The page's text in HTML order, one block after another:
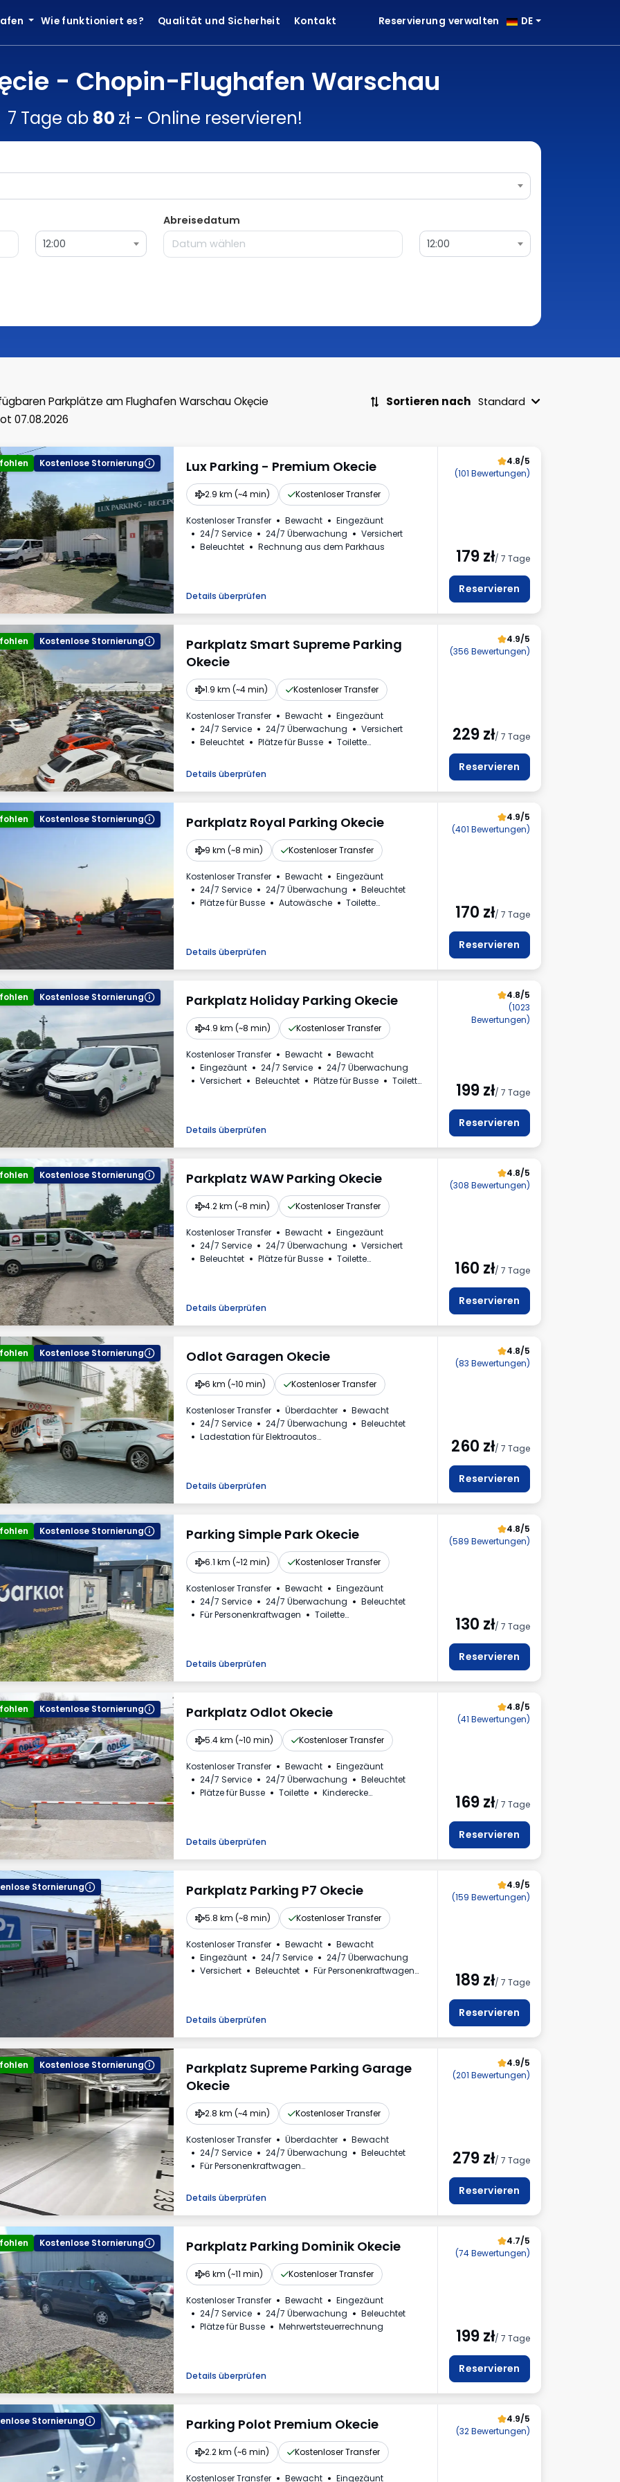
Wie funktioniert es? Qualität und Sicherheit Kontakt Reservierung verwalten DE
- Chopin-Flughafen Warschau
7 Tage ab 80 zł - Online reservieren!
12:00
Abreisedatum
12:00
Parkplätze am Flughafen Warschau Okęcie
07.08.2026
Sortieren nach Standard
Kostenlose Stornierung Lux Parking - Premium Okecie
2.9 km (~4 min) Kostenloser Transfer
Kostenloser Transfer Bewacht
Eingezäunt
24/7 Service
24/7 Überwachung
Versichert
Beleuchtet
Rechnung aus dem Parkhaus
Details überprüfen
4.8/5
(101 Bewertungen)
179zł/ 7 Tage
Reservieren
Kostenlose Stornierung
Parkplatz Smart Supreme Parking
Okecie
1.9 km (~4 min) Kostenloser Transfer
Kostenloser Transfer Bewacht
Eingezäunt
24/7 Service
24/7 Überwachung
Versichert
Beleuchtet
Plätze für Busse
Toilette
Details überprüfen
4.9/5
(356 Bewertungen)
229zł/ 7 Tage
Reservieren
Kostenlose Stornierung Parkplatz Royal Parking Okecie
9 km (~8 min) Kostenloser Transfer
Kostenloser Transfer Bewacht
Eingezäunt
24/7 Service
24/7 Überwachung
Beleuchtet
Plätze für Busse
Autowäsche
Toilette
Details überprüfen
4.9/5
(401 Bewertungen)
170 zł/ 7 Tage
Reservieren
Kostenlose Stornierung Parkplatz Holiday Parking Okecie
4.9 km (~8 min) Kostenloser Transfer
Kostenloser Transfer Bewacht
Bewacht
Eingezäunt
24/7 Service
24/7 Überwachung
Versichert
Beleuchtet Plätze für Busse
Toilette
Details überprüfen
4.8/5
(1023
Bewertungen)
199zł/ 7 Tage
Reservieren
Kostenlose Stornierung Parkplatz WAW Parking Okecie
4.2 km (~8 min) Kostenloser Transfer
Kostenloser Transfer Bewacht
Eingezäunt
24/7 Service
24/7 Überwachung
Versichert
Beleuchtet
Plätze für Busse
Toilette
Details überprüfen
4.8/5
(308 Bewertungen)
160 zł/ 7 Tage
Reservieren
Kostenlose Stornierung Odlot Garagen Okecie
6 km (~10 min) Kostenloser Transfer
Kostenloser Transfer Überdachter
Bewacht
24/7 Service
24/7 Überwachung
Beleuchtet
Ladestation für Elektroautos
Details überprüfen
4.8/5
(83 Bewertungen)
260 zł/ 7 Tage
Reservieren
Kostenlose Stornierung Parking Simple Park Okecie
6.1 km (~12 min) Kostenloser Transfer
Kostenloser Transfer Bewacht
Eingezäunt
24/7 Service
24/7 Überwachung
Beleuchtet
Für Personenkraftwagen
Toilette
Details überprüfen
4.8/5
(589 Bewertungen)
130 zł/ 7 Tage
Reservieren
Kostenlose Stornierung Parkplatz Odlot Okecie
5.4 km (~10 min) Kostenloser Transfer
Kostenloser Transfer Bewacht
Eingezäunt
24/7 Service
24/7 Überwachung
Beleuchtet
Plätze für Busse
Toilette
Kinderecke
Details überprüfen
4.8/5
(41 Bewertungen)
169zł/ 7 Tage
Reservieren
Stornierung Parkplatz Parking P7 Okecie
5.8 km (~8 min) Kostenloser Transfer
Kostenloser Transfer Bewacht
Bewacht
Eingezäunt
24/7 Service
24/7 Überwachung
Versichert
Beleuchtet
Für Personenkraftwagen
Details überprüfen
4.9/5
(159 Bewertungen)
189zł/ 7 Tage
Reservieren
Kostenlose Stornierung
Parkplatz Supreme Parking Garage
Okecie
2.8 km (~4 min) Kostenloser Transfer
Kostenloser Transfer Überdachter
Bewacht
24/7 Service
24/7 Überwachung
Beleuchtet
Für Personenkraftwagen
Mehrwertsteuerrechnung
Details überprüfen
4.9/5
(201 Bewertungen)
279zł/ 7 Tage
Reservieren
Kostenlose Stornierung Parkplatz Parking Dominik Okecie
6 km (~11 min) Kostenloser Transfer
Kostenloser Transfer Bewacht
Eingezäunt
24/7 Service
24/7 Überwachung
Beleuchtet
Plätze für Busse
Mehrwertsteuerrechnung
Details überprüfen
4.7/5
(74 Bewertungen)
199zł/ 7 Tage
Reservieren
Stornierung Parking Polot Premium Okecie
2.2 km (~6 min) Kostenloser Transfer
Kostenloser Transfer Bewacht Eingezäunt
4.9/5
(32 Bewertungen)